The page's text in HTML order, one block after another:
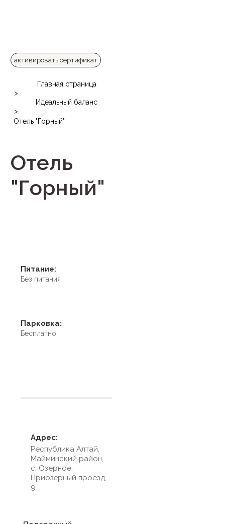
активировать сертификат
Главная страница
>
Идеальный баланс
>
Отель "Горный"
Отель
"Горный"
Питание:
Без питания
Парковка:
Бесплатно
Адрес:
Республика Алтай,
Майминский район,
с. Озерное,
Приозёрный проезд,
9